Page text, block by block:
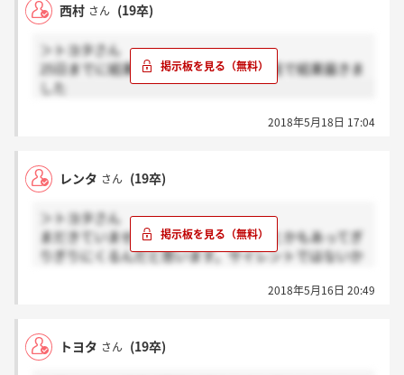
西村 さん (19卒)
＞トヨタさん
25日までに結果を出すと言われ本日郵送で結果届きま
した
2018年5月18日 17:04
レンタ さん (19卒)
＞トヨタさん
まだきていません。たぶんほかの面接とかもあってぎ
りぎりにくるんだと思います。サイレントではないか
2018年5月16日 20:49
トヨタ さん (19卒)